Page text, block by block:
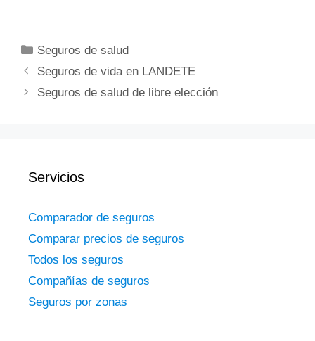
Categorías
Seguros de salud
Seguros de vida en LANDETE
Seguros de salud de libre elección
Servicios
Comparador de seguros
Comparar precios de seguros
Todos los seguros
Compañías de seguros
Seguros por zonas